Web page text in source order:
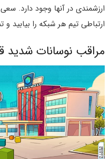
ارزشمندی در آنها وجود دارد.
ارتباطی تیم هر شبکه را بیابید و
مراقب نوسانات شدید